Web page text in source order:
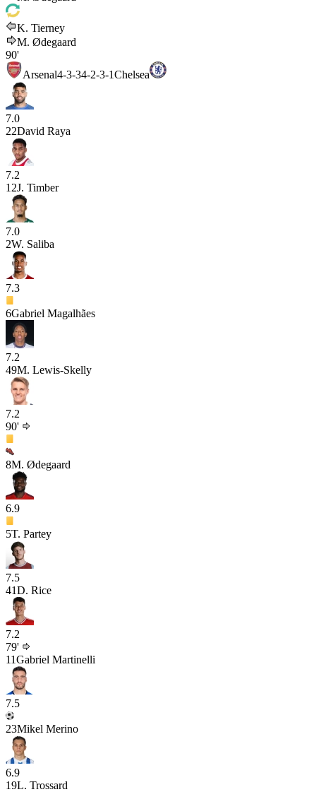
K. Tierney
M. Ødegaard
90'
Arsenal4-3-34-2-3-1Chelsea
7.0
22David Raya
7.2
12J. Timber
7.0
2W. Saliba
7.3
6Gabriel Magalhães
7.2
49M. Lewis-Skelly
7.2
90'
8M. Ødegaard
6.9
5T. Partey
7.5
41D. Rice
7.2
79'
11Gabriel Martinelli
7.5
23Mikel Merino
6.9
19L. Trossard